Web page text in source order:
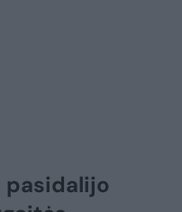
pasidalijo